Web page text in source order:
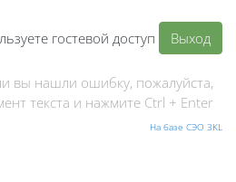
гостевой доступ Выход
вы нашли ошибку, пожалуйста,
текста и нажмите Ctrl + Enter
На базе СЭО 3KL